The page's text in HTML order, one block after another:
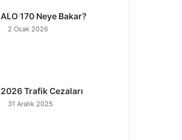
ALO 170 Neye Bakar?
2 Ocak 2026
2026 Trafik Cezaları
31 Aralık 2025